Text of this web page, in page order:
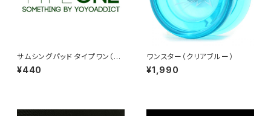
サムシングパッド タイプワン（2
枚 / 両面分）
¥440
ワンスター（クリアブルー）
¥1,990